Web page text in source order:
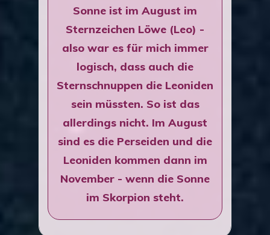
Sonne ist im August im
Sternzeichen Löwe (Leo) -
also war es für mich immer
logisch, dass auch die
Sternschnuppen die Leoniden
sein müssten. So ist das
allerdings nicht. Im August
sind es die Perseiden und die
Leoniden kommen dann im
November - wenn die Sonne
im Skorpion steht.